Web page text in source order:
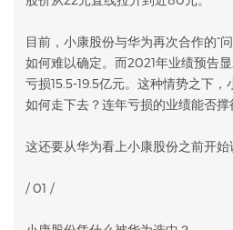
目前，小康股份与华为再次合作的“
如何难以确定。而2021年业绩预告
亏损15.5-19.5亿元。这种情势之下
如何走下去？连年亏损的业绩能否
这还要从华为看上小康股份之前开始
/ 01 /